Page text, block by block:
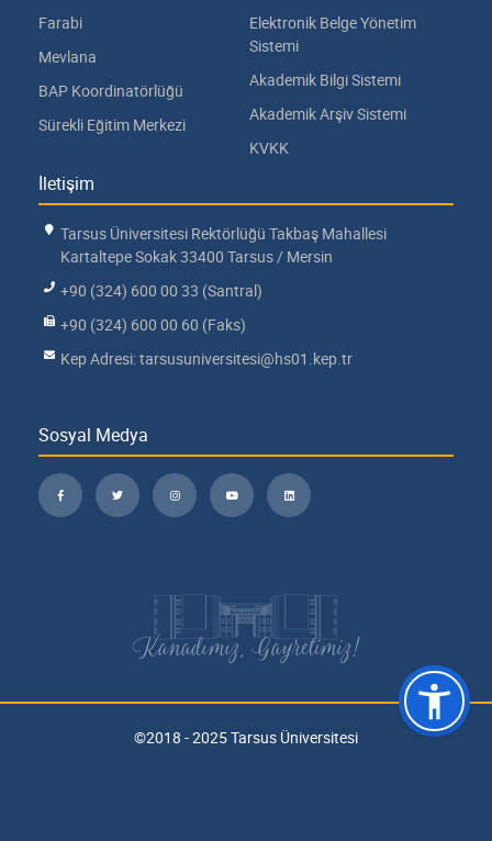
Farabi
Mevlana
BAP Koordinatörlüğü
Sürekli Eğitim Merkezi
Elektronik Belge Yönetim
Sistemi
Akademik Bilgi Sistemi
Akademik Arşiv Sistemi
KVKK
İletişim
Tarsus Üniversitesi Rektörlüğü Takbaş Mahallesi
Kartaltepe Sokak 33400 Tarsus / Mersin
+90 (324) 600 00 33 (Santral)
+90 (324) 600 00 60 (Faks)
Kep Adresi: tarsusuniversitesi@hs01.kep.tr
Sosyal Medya
Kanadımız, Gayretimiz!
©2018 - 2025 Tarsus Üniversitesi